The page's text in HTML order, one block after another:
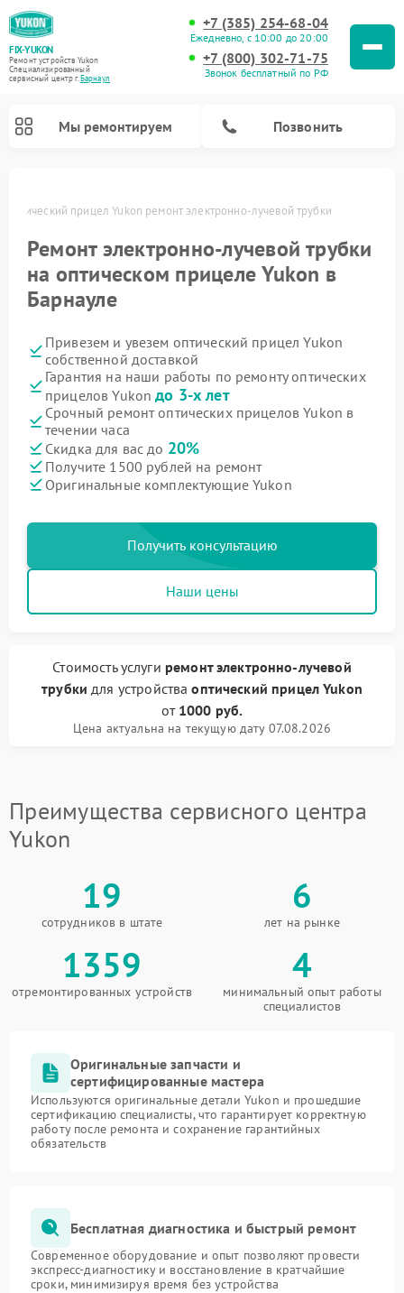
FIX-YUKON
Ремонт устройств Yukon
Специализированный
cервисный центр г.Барнаул
+7 (385) 254-68-04
Ежедневно, с 10:00 до 20:00
+7 (800) 302-71-75
Звонок бесплатный по РФ
Мы ремонтируем Позвонить
Оптический прицел Yukon ремонт электронно-лучевой трубки
Ремонт электронно-лучевой трубки
на оптическом прицеле Yukon в
Барнауле
Привезем и увезем оптический прицел Yukon
собственной доставкой
Гарантия на наши работы по ремонту оптических
прицелов Yukonдо 3-х лет
Срочный ремонт оптических прицелов Yukon в
течении часа
Скидка для вас до 20%
Получите 1500 рублей на ремонт
Оригинальные комплектующие Yukon
Получить консультацию
Наши цены
Стоимость услуги ремонт электронно-лучевой
трубки для устройстваоптический прицел Yukon
от 1000 руб.
Цена актуальна на текущую дату 07.08.2026
Преимущества сервисного центра
Yukon
19
сотрудников в штате
6
лет на рынке
1359
отремонтированных устройств
4
минимальный опыт работы
специалистов
Оригинальные запчасти и
сертифицированные мастера
Используются оригинальные детали Yukon и прошедшие
сертификацию специалисты, что гарантирует корректную
работу после ремонта и сохранение гарантийных
обязательств
Бесплатная диагностика и быстрый ремонт
Современное оборудование и опыт позволяют провести
экспресс-диагностику и восстановление в кратчайшие
сроки, минимизируя время без устройства